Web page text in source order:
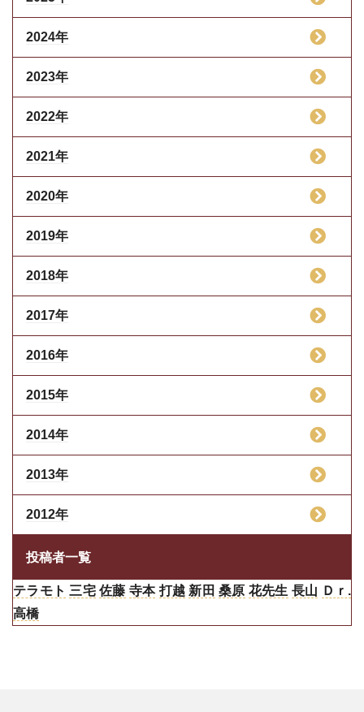
2024年
2023年
2022年
2021年
2020年
2019年
2018年
2017年
2016年
2015年
2014年
2013年
2012年
投稿者一覧
テラモト 三宅 佐藤 寺本 打越 新田 桑原 花先生 長山 Ｄｒ.
高橋